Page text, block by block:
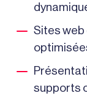
Sites web
supports